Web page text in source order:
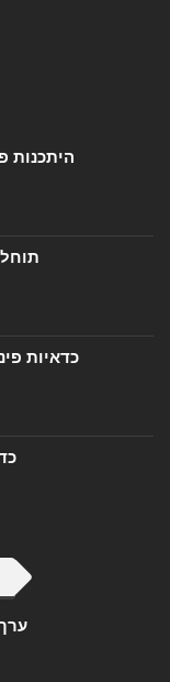
היתכנות
כדאיות